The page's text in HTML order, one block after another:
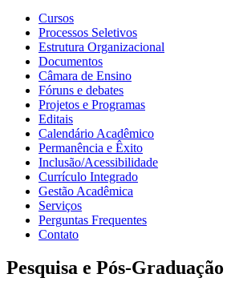
Cursos
Processos Seletivos
Estrutura Organizacional
Documentos
Câmara de Ensino
Fóruns e debates
Projetos e Programas
Editais
Calendário Acadêmico
Permanência e Êxito
Inclusão/Acessibilidade
Currículo Integrado
Gestão Acadêmica
Serviços
Perguntas Frequentes
Contato
Pesquisa e Pós-Graduação